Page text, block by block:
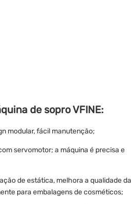
de sopro VFINE:
modular, fácil manutenção;
servomotor; a máquina é precisa e
de estática, melhora a qualidade da
para embalagens de cosméticos;